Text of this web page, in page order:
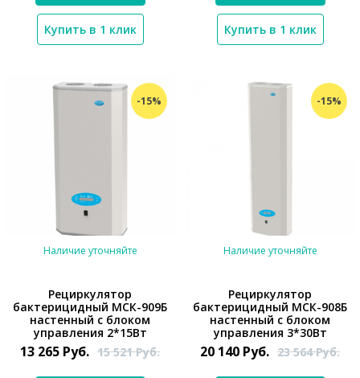
Купить в 1 клик Купить в 1 клик
-15%
*}
Наличие уточняйте
Рециркулятор
бактерицидный МСК-909Б
настенный с блоком
управления 2*15Вт
13 265 Руб. 15 521Руб.
-15%
*}
Наличие уточняйте
Рециркулятор
бактерицидный МСК-908Б
настенный с блоком
управления 3*30Вт
20 140 Руб. 23 564Руб.